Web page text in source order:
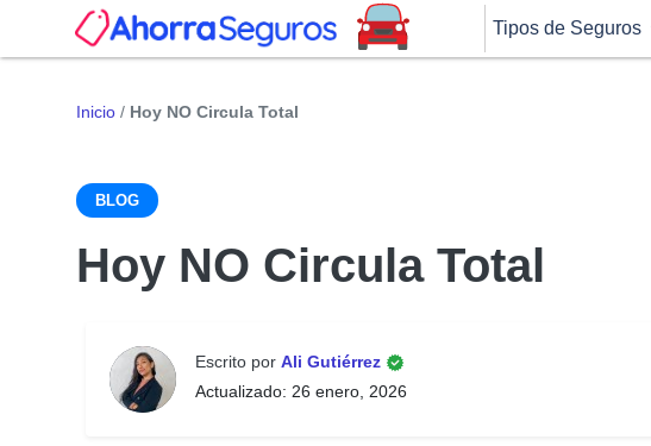
Tipos de Seguros
Inicio / Hoy NO Circula Total
BLOG
Hoy NO Circula Total
Escrito por Ali Gutiérrez
Actualizado: 26 enero, 2026